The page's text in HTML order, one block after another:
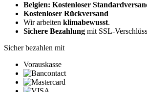
Belgien: Kostenloser
Kostenloser Rückversand
Wir arbeiten klimabewusst.
Sichere Bezahlung mit SSL-
Sicher bezahlen mit
Vorauskasse